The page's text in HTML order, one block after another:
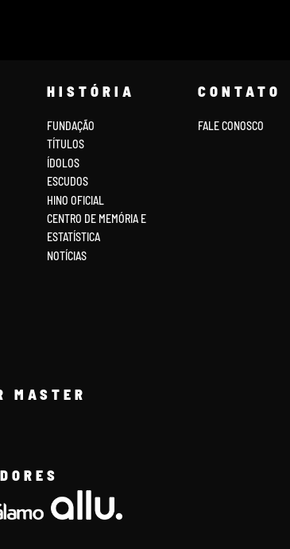
HISTÓRIA
FUNDAÇÃO
TÍTULOS
ÍDOLOS
ESCUDOS
HINO OFICIAL
CENTRO DE MEMÓRIA E
ESTATÍSTICA
NOTÍCIAS
CONTATO
FALE CONOSCO
MASTER